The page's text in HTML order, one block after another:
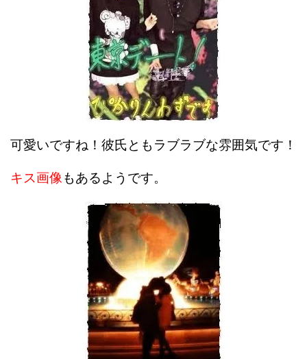
可愛いですね！彼氏ともラブラブな雰囲気です！
キス画像もあるようです。